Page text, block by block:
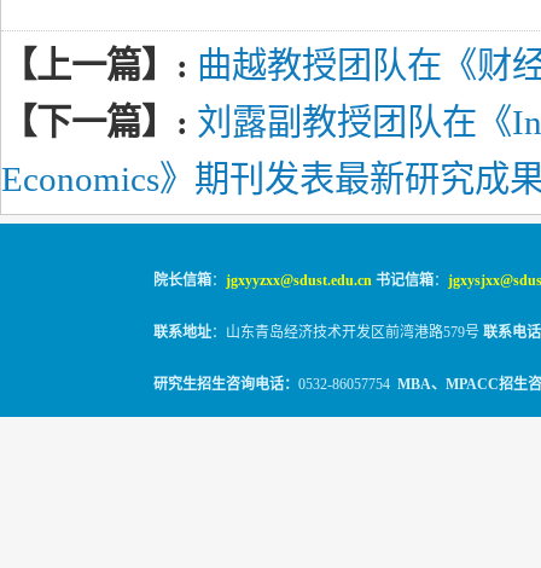
【上一篇】: 曲越教授团队在《财
【下一篇】: 刘露副教授团队在《
Economics》期刊发表最新研究成
院长信箱： jgxyyzxx@sdust.edu.cn 书记信箱：
联系地址：山东青岛经济技术开发区前湾港路579号 联系电话
研究生招生咨询电话： 0532-86057754 MBA、MPACC招生